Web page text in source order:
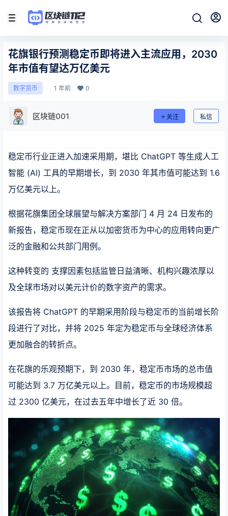
花旗银行预测稳定币即将进入主流应用，2030
年市值有望达万亿美元
数字货币 1 年前 0
区块链001 关注 私信
稳定币行业正进入加速采用期，堪比 ChatGPT 等生成人工
智能 (AI) 工具的早期增长，到 2030 年其市值可能达到 1.6
万亿美元以上。
根据花旗集团全球展望与解决方案部门 4 月 24 日发布的
新报告，稳定币现在正从以加密货币为中心的应用转向更广
泛的金融和公共部门用例。
这种转变的 支撑因素包括监管日益清晰、机构兴趣浓厚以
及全球市场对以美元计价的数字资产的需求。
该报告将 ChatGPT 的早期采用阶段与稳定币的当前增长阶
段进行了对比，并将 2025 年定为稳定币与全球经济体系
更加融合的转折点。
在花旗的乐观预期下，到 2030 年，稳定币市场的总市值
可能达到 3.7 万亿美元以上。目前，稳定币的市场规模超
过 2300 亿美元，在过去五年中增长了近 30 倍。